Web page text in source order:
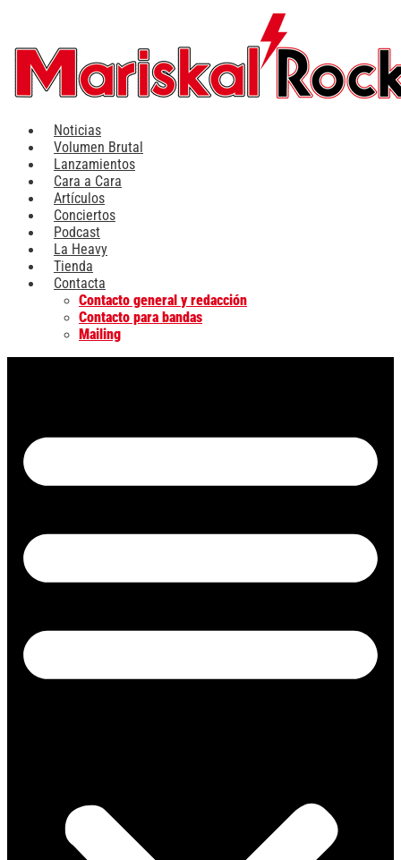
contenido
Noticias
Volumen Brutal
Lanzamientos
Cara a Cara
Artículos
Conciertos
Podcast
La Heavy
Tienda
Contacta
Contacto general y redacción
Contacto para bandas
Mailing